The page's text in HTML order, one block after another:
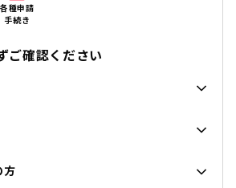
各種申請
手続き
ご確認ください
方